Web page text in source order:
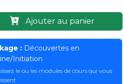
Ajouter au panier
: Découvertes en
Initiation
le ou les modules de cours qui vous